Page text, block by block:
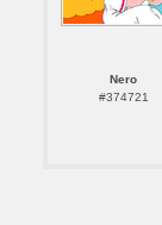
Nero
#374721